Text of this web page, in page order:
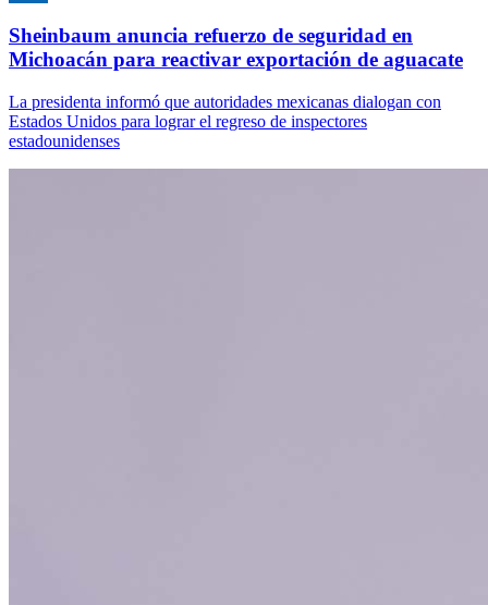
Sheinbaum anuncia refuerzo de seguridad en
Michoacán para reactivar exportación de aguacate
La presidenta informó que autoridades mexicanas dialogan con
Estados Unidos para lograr el regreso de inspectores
estadounidenses